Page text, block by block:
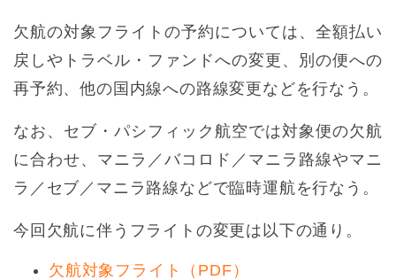
欠航の対象フライトの予約については、全額払い
戻しやトラベル・ファンドへの変更、別の便への
再予約、他の国内線への路線変更などを行なう。
なお、セブ・パシフィック航空では対象便の欠航
に合わせ、マニラ／バコロド／マニラ路線やマニ
ラ／セブ／マニラ路線などで臨時運航を行なう。
今回欠航に伴うフライトの変更は以下の通り。
欠航対象フライト（PDF）